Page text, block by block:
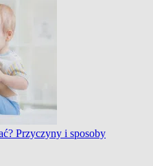
Przyczyny i sposoby